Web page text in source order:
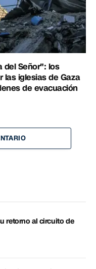
del Señor": los
iglesias de Gaza
de evacuación
retorno al circuito de